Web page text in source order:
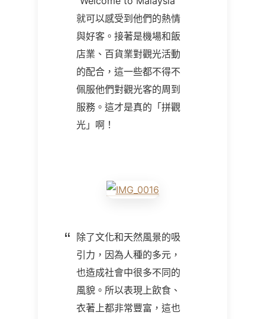
就可以感受到他們的熱情
與好客。接著是機場和飯
店業、百貨業對觀光活動
的配合，這一些都不得不
佩服他們對觀光客的周到
服務。這才是真的「拼觀
光」啊！
除了文化和天然風景的吸
引力，因為人種的多元，
也造成社會中很多不同的
風貌。所以表現上飲食、
衣著上都非常豐富，這也